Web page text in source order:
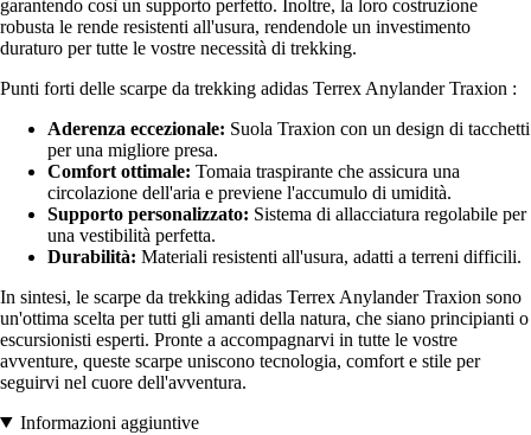
garantendo così un supporto perfetto. Inoltre, la loro costruzione
robusta le rende resistenti all'usura, rendendole un investimento
duraturo per tutte le vostre necessità di trekking.
Punti forti delle scarpe da trekking adidas Terrex Anylander Traxion :
Aderenza eccezionale: Suola Traxion con un design di tacchetti
per una migliore presa.
Comfort ottimale: Tomaia traspirante che assicura una
circolazione dell'aria e previene l'accumulo di umidità.
Supporto personalizzato: Sistema di allacciatura regolabile per
una vestibilità perfetta.
Durabilità: Materiali resistenti all'usura, adatti a terreni difficili.
In sintesi, le scarpe da trekking adidas Terrex Anylander Traxion sono
un'ottima scelta per tutti gli amanti della natura, che siano principianti o
escursionisti esperti. Pronte a accompagnarvi in tutte le vostre
avventure, queste scarpe uniscono tecnologia, comfort e stile per
seguirvi nel cuore dell'avventura.
Informazioni aggiuntive